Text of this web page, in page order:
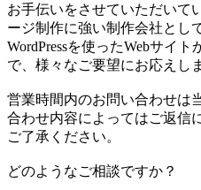
お手伝いをさせていただいて
ージ制作に強い制作会社とし
WordPressを使ったWebサイ
で、様々なご要望にお応えし
営業時間内のお問い合わせは
合わせ内容によってはご返信
ご了承ください。
どのようなご相談ですか？